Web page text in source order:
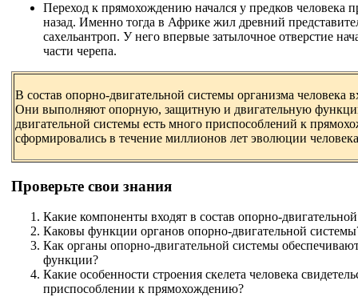
Переход к прямохождению начался у предков человека
назад. Именно тогда в Африке жил древний
сахельантроп. У него впервые затылочное отверстие
части черепа.
В состав опорно-двигательной системы организма человека
Они выполняют опорную, защитную и двигательную
двигательной системы есть много приспособлений к
сформировались в течение миллионов лет эволюции
Проверьте свои знания
Какие компоненты входят в состав опорно-
Каковы функции органов опорно-двигательной
Как органы опорно-двигательной системы
функции?
Какие особенности строения скелета человека
приспособлении к прямохождению?